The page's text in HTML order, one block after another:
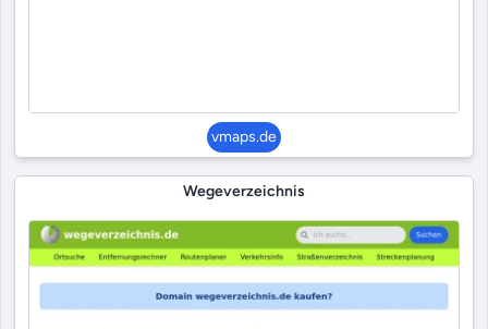
vmaps.de
Wegeverzeichnis